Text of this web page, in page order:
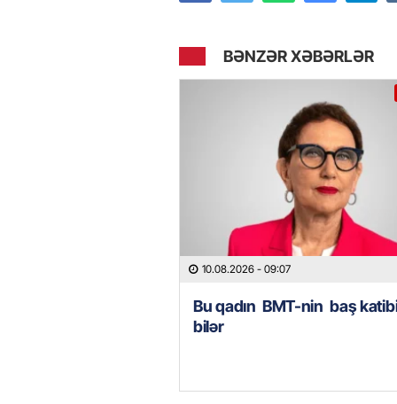
BƏNZƏR XƏBƏRLƏR
10.08.2026 - 09:07
Bu qadın BMT-nin baş
bilər